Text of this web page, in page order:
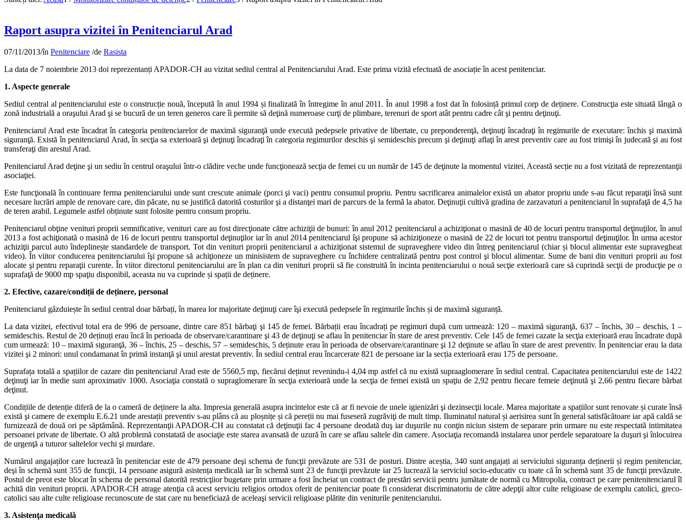
Raport asupra vizitei în Penitenciarul Arad
07/11/2013/în Penitenciare /de Rasista
La data de 7 noiembrie 2013 doi reprezentanți APADOR-CH au vizitat sediul central al Penitenciarului Arad. Este prima vizită efectuată de asociație în acest penitenciar.
1. Aspecte generale
Sediul central al penitenciarului este o construcție nouă, începută în anul 1994 și finalizată în întregime în anul 2011. În anul 1998 a fost dat în folosință primul corp de deținere. Construcţia este situată lângă o
zonă industrială a oraşului Arad şi se bucură de un teren generos care îi permite să deţină numeroase curţi de plimbare, terenuri de sport atât pentru cadre cât şi pentru deţinuţi.
Penitenciarul Arad este încadrat în categoria penitenciarelor de maximă siguranţă unde execută pedepsele privative de libertate, cu preponderenţă, deţinuţi încadraţi în regimurile de executare: închis şi maximă
siguranţă. Există în penitenciarul Arad, în secţia sa exterioară şi deţinuţi încadraţi în categoria regimurilor deschis şi semideschis precum şi deţinuţi aflaţi în arest preventiv care au fost trimişi în judecată şi au fost
transferaţi din arestul Arad.
Penitenciarul Arad deţine şi un sediu în centrul oraşului într-o clădire veche unde funcţionează secţia de femei cu un număr de 145 de deţinute la momentul vizitei. Această secție nu a fost vizitată de reprezentanţii
asociaţiei.
Este funcţională în continuare ferma penitenciarului unde sunt crescute animale (porci şi vaci) pentru consumul propriu. Pentru sacrificarea animalelor există un abator propriu unde s-au făcut reparaţii însă sunt
necesare lucrări ample de renovare care, din păcate, nu se justifică datorită costurilor şi a distanţei mari de parcurs de la fermă la abator. Deţinuţii cultivă gradina de zarzavaturi a penitenciarul în suprafaţă de 4,5 ha
de teren arabil. Legumele astfel obținute sunt folosite pentru consum propriu.
Penitenciarul obţine venituri proprii semnificative, venituri care au fost direcţionate către achiziţii de bunuri: în anul 2012 penitenciarul a achiziţionat o masină de 40 de locuri pentru transportul deţinuţilor, în anul
2013 a fost achiţionată o masină de 16 de locuri pentru transportul deţinuţilor iar în anul 2014 penitenciarul îşi propune să achiziţioneze o masină de 22 de locuri tot pentru transportul deţinuţilor. În urma acestor
achiziţii parcul auto îndeplinește standardele de transport. Tot din venituri proprii penitenciarul a achiziţionat sistemul de supraveghere video din întreg penitenciarul (chiar și blocul alimentar este supravegheat
video). În viitor conducerea penitenciarului îşi propune să achiţioneze un minisistem de supraveghere cu închidere centralizată pentru post control şi blocul alimentar. Sume de bani din venituri proprii au fost
alocate şi pentru reparaţii curente. În viitor directorul penitenciarului are în plan ca din venituri proprii să fie construită în incinta penitenciarului o nouă secţie exterioară care să cuprindă secţii de producţie pe o
suprafaţă de 9000 mp spaţiu disponibil, aceasta nu va cuprinde și spații de deținere.
2. Efective, cazare/condiții de deținere, personal
Penitenciarul găzduiește în sediul central doar bărbați, în marea lor majoritate deţinuţi care îşi execută pedepsele în regimurile închis și de maximă siguranță.
La data vizitei, efectivul total era de 996 de persoane, dintre care 851 bărbaţi şi 145 de femei. Bărbații erau încadrați pe regimuri după cum urmează: 120 – maximă siguranţă, 637 – închis, 30 – deschis, 1 –
semideschis. Restul de 20 deținuți erau încă în perioada de observare/carantinare şi 43 de deţinuţi se aflau în penitenciar în stare de arest preventiv. Cele 145 de femei cazate la secţia exterioară erau încadrate după
cum urmează: 10 – maximă siguranţă, 36 – închis, 25 – deschis, 57 – semideschis, 5 deținute erau în perioada de observare/carantinare şi 12 deţinute se aflau în stare de arest preventiv. În penitenciar erau la data
vizitei şi 2 minori: unul condamanat în primă instanţă şi unul arestat preventiv. În sediul central erau încarcerate 821 de persoane iar la secția exterioară erau 175 de persoane.
Suprafața totală a spațiilor de cazare din penitenciarul Arad este de 5560,5 mp, fiecărui deținut revenindu-i 4,04 mp astfel că nu există supraaglomerare în sediul central. Capacitatea penitenciarului este de 1422
deţinuţi iar în medie sunt aproximativ 1000. Asociaţia constată o supraglomerare în secţia exterioară unde la secţia de femei există un spaţiu de 2,92 pentru fiecare femeie deţinută şi 2,66 pentru fiecare bărbat
deţinut.
Condițiile de detenție diferă de la o cameră de deținere la alta. Impresia generală asupra incintelor este că ar fi nevoie de unele igienizări şi dezinsecţii locale. Marea majoritate a spațiilor sunt renovate și curate însă
există şi camere de exemplu E.6.21 unde arestații preventiv s-au plâns că au ploșnițe și că pereții nu mai fuseseră zugrăviţi de mult timp. Iluminatul natural și aerisirea sunt în general satisfăcătoare iar apă caldă se
furnizează de două ori pe săptămână. Reprezentanţii APADOR-CH au constatat că deţinuţii fac 4 persoane deodată duş iar duşurile nu conţin niciun sistem de separare prin urmare nu este respectată intimitatea
persoanei private de libertate. O altă problemă constatată de asociaţie este starea avansată de uzură în care se aflau saltele din camere. Asociaţia recomandă instalarea unor perdele separatoare la duşuri şi înlocuirea
de urgenţă a tuturor saltelelor vechi şi murdare.
Numărul angajaților care lucrează în penitenciar este de 479 persoane deşi schema de funcţii prevăzute are 531 de posturi. Dintre aceștia, 340 sunt angajați ai serviciului siguranța deținerii și regim penitenciar,
deşi în schemă sunt 355 de funcţii, 14 persoane asigură asistența medicală iar în schemă sunt 23 de funcţii prevăzute iar 25 lucrează la serviciul socio-educativ cu toate că în schemă sunt 35 de funcţii prevăzute.
Postul de preot este blocat în schema de personal datorită restricţiior bugetare prin urmare a fost încheiat un contract de prestări servicii pentru jumătate de normă cu Mitropolia, contract pe care penitenitenciarul îl
achită din venituri proprii. APADOR-CH atrage atenţia că acest serviciu religios ortodox oferit de penitenciar poate fi considerat discriminatoriu de către adepţii altor culte religioase de exemplu catolici, greco-
catolici sau alte culte religioase recunoscute de stat care nu beneficiază de aceleaşi servicii religioase plătite din veniturile penitenciarului.
3. Asistenţa medicală